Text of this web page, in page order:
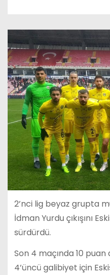
2’nci lig beyaz grupta
İdman Yurdu çıkışını
sürdürdü.
Son 4 maçında 10
4’üncü galibiyet için